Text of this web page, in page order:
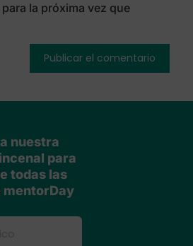
la próxima vez que
nuestra
para
todas las
mentorDay